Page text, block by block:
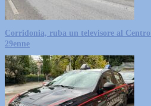
Corridonia, ruba un televisore al
29enne